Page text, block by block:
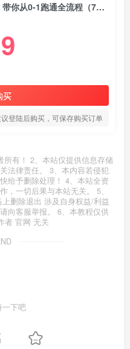
Tiktok-美区本土全流程实操课，带你从0-1跑通全流程（79节课）
买
登陆后购买，可保存购买订单
所有！ 2、本站仅提供信息存储
法律责任。 3、本内容若侵犯
给予删除处理！ 4、本站全资
，一切后果与本站无关。 5、
删除退出 涉及自身权益/利益
向客服举报。 6、本教程仅供
者 官网 无关
一下吧